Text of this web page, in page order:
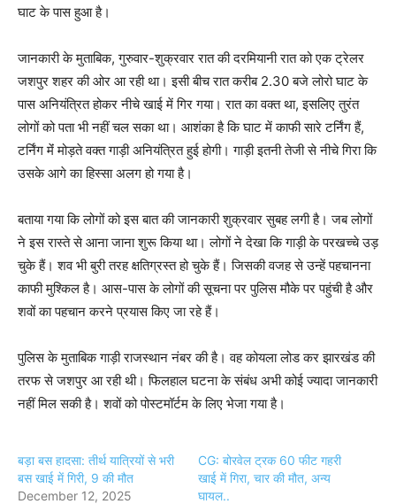
घाट के पास हुआ है।
जानकारी के मुताबिक, गुरुवार-शुक्रवार रात की दरमियानी रात को एक ट्रेलर
जशपुर शहर की ओर आ रही था। इसी बीच रात करीब 2.30 बजे लोरो घाट के
पास अनियंत्रित होकर नीचे खाई में गिर गया। रात का वक्त था, इसलिए तुरंत
लोगों को पता भी नहीं चल सका था। आशंका है कि घाट में काफी सारे टर्निंग हैं,
टर्निंग मेंं मोड़ते वक्त गाड़ी अनियंत्रित हुई होगी। गाड़ी इतनी तेजी से नीचे गिरा कि
उसके आगे का हिस्सा अलग हो गया है।
बताया गया कि लोगों को इस बात की जानकारी शुक्रवार सुबह लगी है। जब लोगों
ने इस रास्ते से आना जाना शुरू किया था। लोगों ने देखा कि गाड़ी के परखच्चे उड़
चुके हैं। शव भी बुरी तरह क्षतिग्रस्त हो चुके हैं। जिसकी वजह से उन्हें पहचानना
काफी मुश्किल है। आस-पास के लोगों की सूचना पर पुलिस मौके पर पहुंची है और
शवों का पहचान करने प्रयास किए जा रहे हैं।
पुलिस के मुताबिक गाड़ी राजस्थान नंबर की है। वह कोयला लोड कर झारखंड की
तरफ से जशपुर आ रही थी। फिलहाल घटना के संबंध अभी कोई ज्यादा जानकारी
नहीं मिल सकी है। शवों को पोस्टमॉर्टम के लिए भेजा गया है।
बड़ा बस हादसा: तीर्थ यात्रियों से भरी
बस खाई में गिरी, 9 की मौत
December 12, 2025
CG: बोरवेल ट्रक 60 फीट गहरी
खाई में गिरा, चार की मौत, अन्य
घायल..